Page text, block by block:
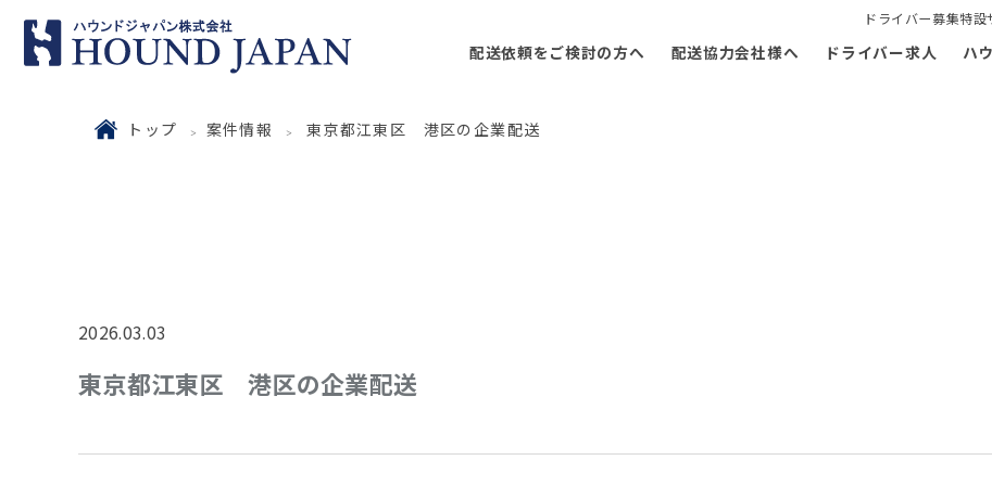
ドライバー募集特設
配送依頼をご検討の方へ 配送協力会社様へ ドライバー求人 ハ
トップ 案件情報 東京都江東区 港区の企業配送
2026.03.03
東京都江東区 港区の企業配送